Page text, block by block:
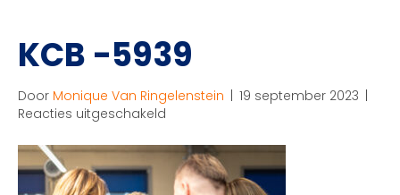
KCB -5939
Door Monique Van Ringelenstein | 19 september 2023 |
Reacties uitgeschakeld
-5939